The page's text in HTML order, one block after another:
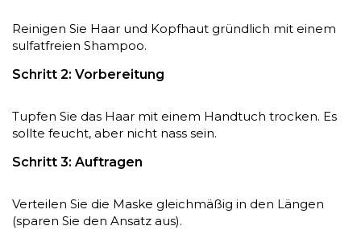
Reinigen Sie Haar und Kopfhaut gründlich mit einem
sulfatfreien Shampoo.
Schritt 2: Vorbereitung
Tupfen Sie das Haar mit einem Handtuch trocken. Es
sollte feucht, aber nicht nass sein.
Schritt 3: Auftragen
Verteilen Sie die Maske gleichmäßig in den Längen
(sparen Sie den Ansatz aus).